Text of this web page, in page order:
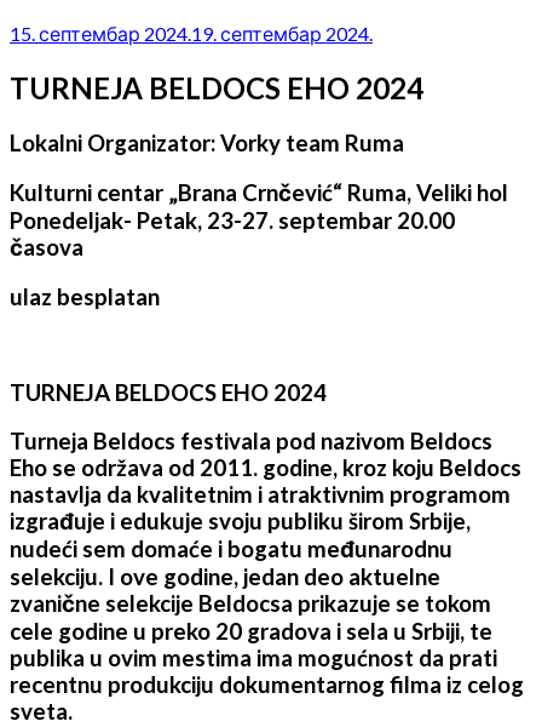
15. септембар 2024.19. септембар 2024.
TURNEJA BELDOCS EHO 2024
Lokalni Organizator: Vorky team Ruma
Kulturni centar „Brana Crnčević“ Ruma, Veliki hol
Ponedeljak- Petak, 23-27. septembar 20.00
časova
ulaz besplatan
TURNEJA BELDOCS EHO 2024
Turneja Beldocs festivala pod nazivom Beldocs
Eho se održava od 2011. godine, kroz koju Beldocs
nastavlja da kvalitetnim i atraktivnim programom
izgrađuje i edukuje svoju publiku širom Srbije,
nudeći sem domaće i bogatu međunarodnu
selekciju. I ove godine, jedan deo aktuelne
zvanične selekcije Beldocsa prikazuje se tokom
cele godine u preko 20 gradova i sela u Srbiji, te
publika u ovim mestima ima mogućnost da prati
recentnu produkciju dokumentarnog filma iz celog
sveta.